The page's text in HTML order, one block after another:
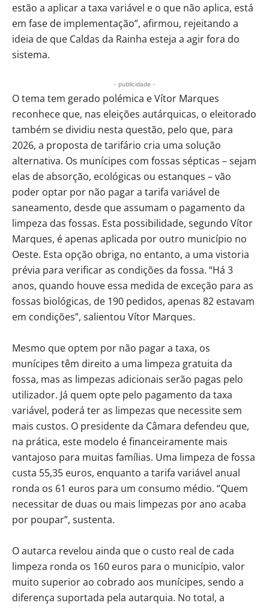
estão a aplicar a taxa variável e o que não aplica, está
em fase de implementação”, afirmou, rejeitando a
ideia de que Caldas da Rainha esteja a agir fora do
sistema.
- publicidade -
O tema tem gerado polémica e Vítor Marques
reconhece que, nas eleições autárquicas, o eleitorado
também se dividiu nesta questão, pelo que, para
2026, a proposta de tarifário cria uma solução
alternativa. Os munícipes com fossas sépticas – sejam
elas de absorção, ecológicas ou estanques – vão
poder optar por não pagar a tarifa variável de
saneamento, desde que assumam o pagamento da
limpeza das fossas. Esta possibilidade, segundo Vítor
Marques, é apenas aplicada por outro município no
Oeste. Esta opção obriga, no entanto, a uma vistoria
prévia para verificar as condições da fossa. “Há 3
anos, quando houve essa medida de exceção para as
fossas biológicas, de 190 pedidos, apenas 82 estavam
em condições”, salientou Vítor Marques.
Mesmo que optem por não pagar a taxa, os
munícipes têm direito a uma limpeza gratuita da
fossa, mas as limpezas adicionais serão pagas pelo
utilizador. Já quem opte pelo pagamento da taxa
variável, poderá ter as limpezas que necessite sem
mais custos. O presidente da Câmara defendeu que,
na prática, este modelo é financeiramente mais
vantajoso para muitas famílias. Uma limpeza de fossa
custa 55,35 euros, enquanto a tarifa variável anual
ronda os 61 euros para um consumo médio. “Quem
necessitar de duas ou mais limpezas por ano acaba
por poupar”, sustenta.
O autarca revelou ainda que o custo real de cada
limpeza ronda os 160 euros para o município, valor
muito superior ao cobrado aos munícipes, sendo a
diferença suportada pela autarquia. No total, a